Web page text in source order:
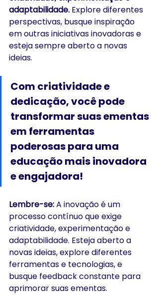
adaptabilidade. Explore diferentes
perspectivas, busque inspiração
em outras iniciativas inovadoras e
esteja sempre aberto a novas
ideias.
Com criatividade e
dedicação, você pode
transformar suas ementas
em ferramentas
poderosas para uma
educação mais inovadora
e engajadora!
Lembre-se: A inovação é um
processo contínuo que exige
criatividade, experimentação e
adaptabilidade. Esteja aberto a
novas ideias, explore diferentes
ferramentas e tecnologias, e
busque feedback constante para
aprimorar suas ementas.